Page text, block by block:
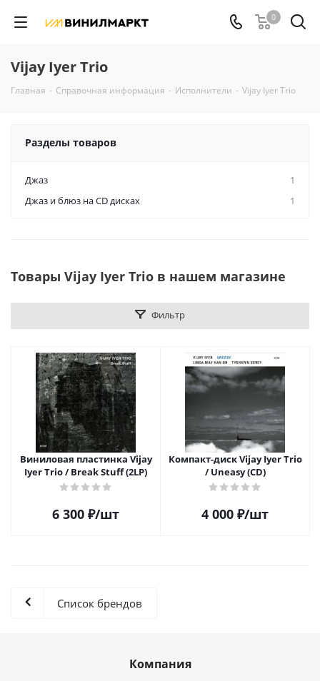
0
Vijay Iyer Trio
Главная - Справочная информация - Исполнители - Vijay Iyer Trio
Разделы товаров
Джаз
1
Джаз и блюз на CD дисках
1
Товары Vijay Iyer Trio в нашем магазине
Фильтр
Виниловая пластинка Vijay
Iyer Trio / Break Stuff (2LP)
6 300 ₽/шт
Компакт-диск Vijay Iyer Trio
/ Uneasy (CD)
4 000 ₽/шт
Список брендов
Компания